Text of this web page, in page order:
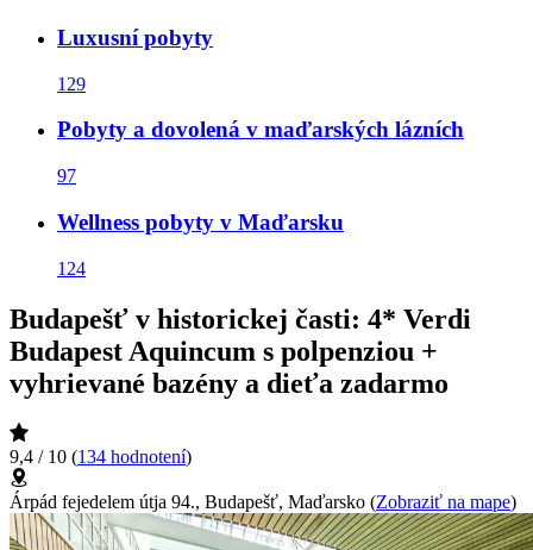
Luxusní pobyty
129
Pobyty a dovolená v maďarských lázních
97
Wellness pobyty v Maďarsku
124
Budapešť v historickej časti: 4* Verdi
Budapest Aquincum s polpenziou +
vyhrievané bazény a dieťa zadarmo
9,4 / 10 (134 hodnotení)
Árpád fejedelem útja 94., Budapešť, Maďarsko (Zobraziť na mape)